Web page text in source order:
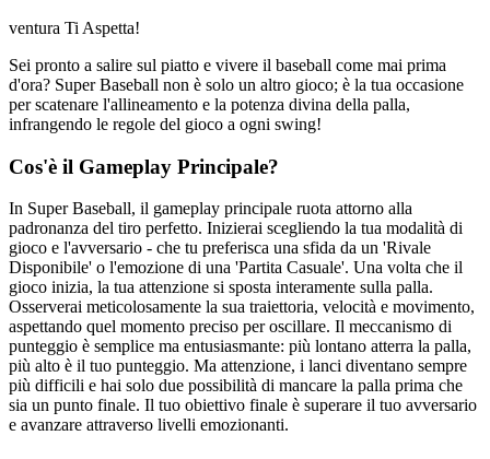
ventura Ti Aspetta!
Sei pronto a salire sul piatto e vivere il baseball come mai prima
d'ora? Super Baseball non è solo un altro gioco; è la tua occasione
per scatenare l'allineamento e la potenza divina della palla,
infrangendo le regole del gioco a ogni swing!
Cos'è il Gameplay Principale?
In Super Baseball, il gameplay principale ruota attorno alla
padronanza del tiro perfetto. Inizierai scegliendo la tua modalità di
gioco e l'avversario - che tu preferisca una sfida da un 'Rivale
Disponibile' o l'emozione di una 'Partita Casuale'. Una volta che il
gioco inizia, la tua attenzione si sposta interamente sulla palla.
Osserverai meticolosamente la sua traiettoria, velocità e movimento,
aspettando quel momento preciso per oscillare. Il meccanismo di
punteggio è semplice ma entusiasmante: più lontano atterra la palla,
più alto è il tuo punteggio. Ma attenzione, i lanci diventano sempre
più difficili e hai solo due possibilità di mancare la palla prima che
sia un punto finale. Il tuo obiettivo finale è superare il tuo avversario
e avanzare attraverso livelli emozionanti.